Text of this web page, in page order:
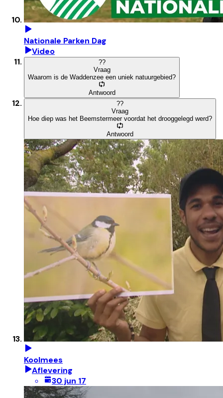
Nationale Parken Dag
Video
??
Vraag
Waarom is de Waddenzee een uniek natuurgebied?
Antwoord
??
Vraag
Hoe diep was het Beemstermeer voordat het drooggelegd werd?
Antwoord
Koolmees
Aflevering
30 jun 17